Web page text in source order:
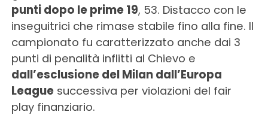
punti dopo le prime 19, 53. Distacco con le
inseguitrici che rimase stabile fino alla fine. Il
campionato fu caratterizzato anche dai 3
punti di penalità inflitti al Chievo e
dall’esclusione del Milan dall’Europa
Leaguesuccessiva per violazioni del fair
play finanziario.